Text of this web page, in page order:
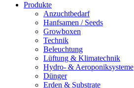
Produkte
Anzuchtbedarf
Hanfsamen / Seeds
Growboxen
Technik
Beleuchtung
Lüftung & Klimatechnik
Hydro- & Aeroponiksysteme
Dünger
Erden & Substrate